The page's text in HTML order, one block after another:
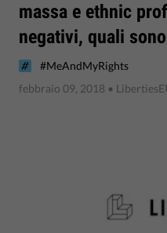
massa e ethnic
negativi, quali
#MeAndMyRights
febbraio 09, 2018 •